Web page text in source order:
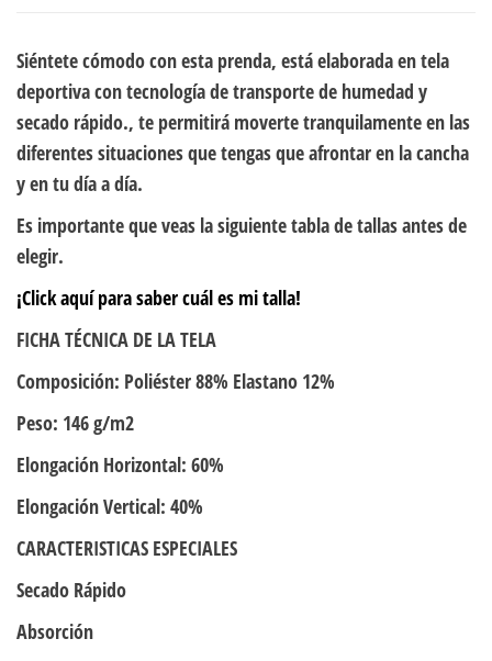
Siéntete cómodo con esta prenda, está elaborada en tela
deportiva con tecnología de transporte de humedad y
secado rápido., te permitirá moverte tranquilamente en las
diferentes situaciones que tengas que afrontar en la cancha
y en tu día a día.
Es importante que veas la siguiente tabla de tallas antes de
elegir.
¡Click aquí para saber cuál es mi talla!
FICHA TÉCNICA DE LA TELA
Composición: Poliéster 88% Elastano 12%
Peso: 146 g/m2
Elongación Horizontal: 60%
Elongación Vertical: 40%
CARACTERISTICAS ESPECIALES
Secado Rápido
Absorción